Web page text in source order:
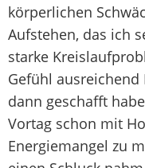
körperlichen
Aufstehen, das ich
starke
Gefühl ausreichend
dann geschafft
Vortag schon mit
Energiemangel zu